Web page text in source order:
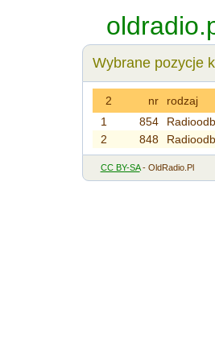
Wybrane pozycje
2 nr rodzaj
1
854
2
848
CC BY-SA- OldRadio.Pl